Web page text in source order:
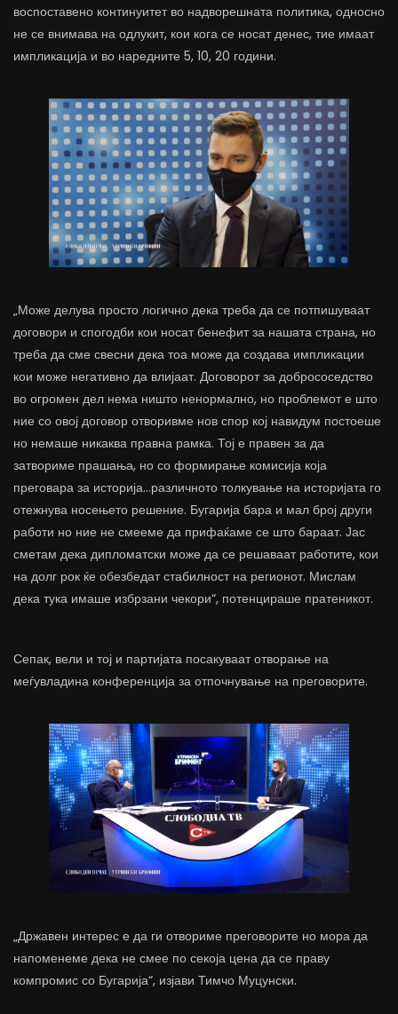
воспоставено континуитет во надворешната политика, односно
не се внимава на одлукит, кои кога се носат денес, тие имаат
импликација и во наредните 5, 10, 20 години.
„Може делува просто логично дека треба да се потпишуваат
договори и спогодби кои носат бенефит за нашата страна, но
треба да сме свесни дека тоа може да создава импликации
кои може негативно да влијаат. Договорот за добрососедство
во огромен дел нема ништо ненормално, но проблемот е што
ние со овој договор отворивме нов спор кој навидум постоеше
но немаше никаква правна рамка. Тој е правен за да
затвориме прашања, но со формирање комисија која
преговара за историја…различното толкување на историјата го
отежнува носењето решение. Бугарија бара и мал број други
работи но ние не смееме да прифаќаме се што бараат. Јас
сметам дека дипломатски може да се решаваат работите, кои
на долг рок ќе обезбедат стабилност на регионот. Мислам
дека тука имаше избрзани чекори“, потенцираше пратеникот.
Сепак, вели и тој и партијата посакуваат отворање на
меѓувладина конференција за отпочнување на преговорите.
„Државен интерес е да ги отвориме преговорите но мора да
напоменеме дека не смее по секоја цена да се праву
компромис со Бугарија“, изјави Тимчо Муцунски.